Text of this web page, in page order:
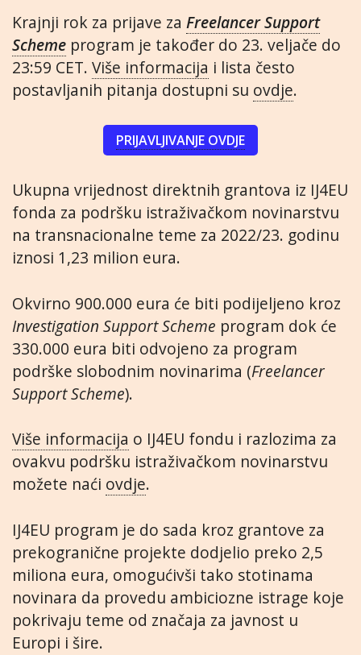
Krajnji rok za prijave za Freelancer Support
Scheme program je također do 23. veljače do
23:59 CET. Više informacija i lista često
postavljanih pitanja dostupni su ovdje.
PRIJAVLJIVANJE OVDJE
Ukupna vrijednost direktnih grantova iz IJ4EU
fonda za podršku istraživačkom novinarstvu
na transnacionalne teme za 2022/23. godinu
iznosi 1,23 milion eura.
Okvirno 900.000 eura će biti podijeljeno kroz
Investigation Support Scheme program dok će
330.000 eura biti odvojeno za program
podrške slobodnim novinarima (Freelancer
Support Scheme).
Više informacija o IJ4EU fondu i razlozima za
ovakvu podršku istraživačkom novinarstvu
možete naći ovdje.
IJ4EU program je do sada kroz grantove za
prekogranične projekte dodjelio preko 2,5
miliona eura, omogućivši tako stotinama
novinara da provedu ambiciozne istrage koje
pokrivaju teme od značaja za javnost u
Europi i šire.